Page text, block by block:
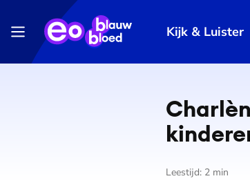
Kijk & Luister
Leestijd: 2 min